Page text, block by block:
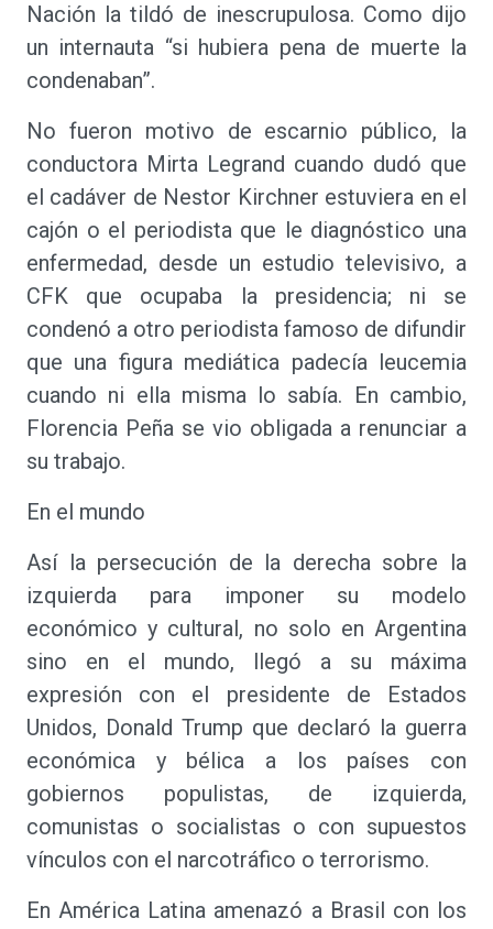
Nación la tildó de inescrupulosa. Como dijo
un internauta “si hubiera pena de muerte la
condenaban”.
No fueron motivo de escarnio público, la
conductora Mirta Legrand cuando dudó que
el cadáver de Nestor Kirchner estuviera en el
cajón o el periodista que le diagnóstico una
enfermedad, desde un estudio televisivo, a
CFK que ocupaba la presidencia; ni se
condenó a otro periodista famoso de difundir
que una figura mediática padecía leucemia
cuando ni ella misma lo sabía. En cambio,
Florencia Peña se vio obligada a renunciar a
su trabajo.
En el mundo
Así la persecución de la derecha sobre la
izquierda para imponer su modelo
económico y cultural, no solo en Argentina
sino en el mundo, llegó a su máxima
expresión con el presidente de Estados
Unidos, Donald Trump que declaró la guerra
económica y bélica a los países con
gobiernos populistas, de izquierda,
comunistas o socialistas o con supuestos
vínculos con el narcotráfico o terrorismo.
En América Latina amenazó a Brasil con los